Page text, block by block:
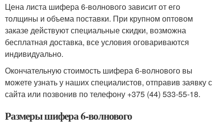
Цена листа шифера 6-волнового зависит от его
толщины и объема поставки. При крупном оптовом
заказе действуют специальные скидки, возможна
бесплатная доставка, все условия оговариваются
индивидуально.
Окончательную стоимость шифера 6-волнового вы
можете узнать у наших специалистов, отправив заявку с
сайта или позвонив по телефону +375 (44) 533-55-18.
Размеры шифера 6-волнового